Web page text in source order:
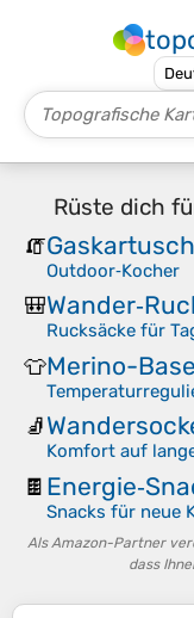
Rüste dich
🧯
Outdoor‑Kocher
🎒
Rucksäcke für
👕Merino-
🧦
Komfort auf
🍫
Snacks für neue
Als Amazon-Partner
dass